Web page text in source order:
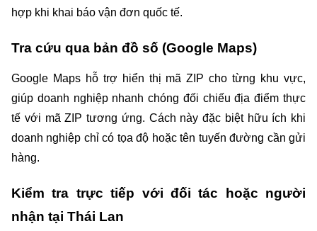
hợp khi khai báo vận đơn quốc tế.
Tra cứu qua bản đồ số (Google Maps)
Google Maps hỗ trợ hiển thị mã ZIP cho từng khu vực,
giúp doanh nghiệp nhanh chóng đối chiếu địa điểm thực
tế với mã ZIP tương ứng. Cách này đặc biệt hữu ích khi
doanh nghiệp chỉ có tọa độ hoặc tên tuyến đường cần gửi
hàng.
Kiểm tra trực tiếp với đối tác hoặc người
nhận tại Thái Lan